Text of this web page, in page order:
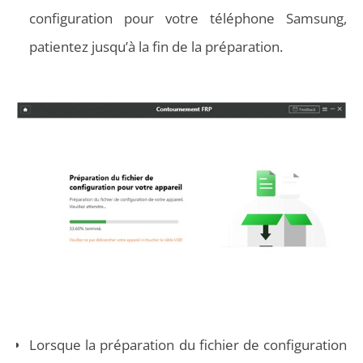
configuration pour votre téléphone Samsung,
patientez jusqu’à la fin de la préparation.
Lorsque la préparation du fichier de configuration